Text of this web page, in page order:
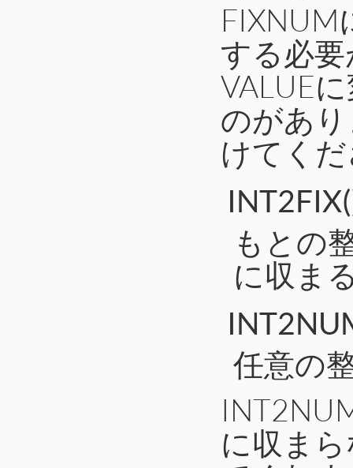
FIXNUM
する必
VALUE
のがあ
けてく
もとの
に収ま
任意の
に収ま